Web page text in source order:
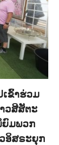
ເຂົ້າຮ່ວມ
ວສີສັຕະ
ຍົມພວກ
ອິສຣະຍຸກ